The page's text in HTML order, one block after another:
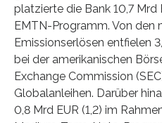
platzierte die Bank 10,7 Mrd
EMTN-Programm. Von
Emissionserlösen entfielen
bei der amerikanischen
Exchange Commission
Globalanleihen. Darüber
0,8 Mrd EUR (1,2) im